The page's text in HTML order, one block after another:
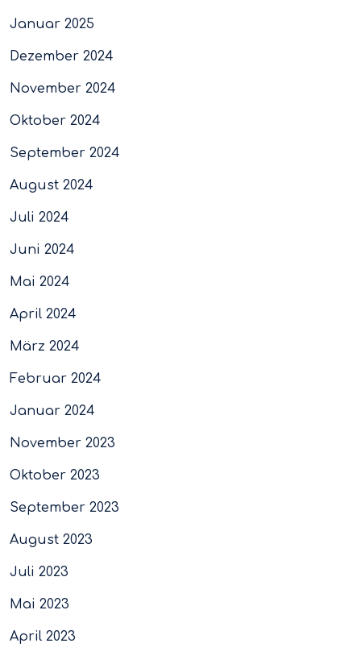
Januar 2025
Dezember 2024
November 2024
Oktober 2024
September 2024
August 2024
Juli 2024
Juni 2024
Mai 2024
April 2024
März 2024
Februar 2024
Januar 2024
November 2023
Oktober 2023
September 2023
August 2023
Juli 2023
Mai 2023
April 2023